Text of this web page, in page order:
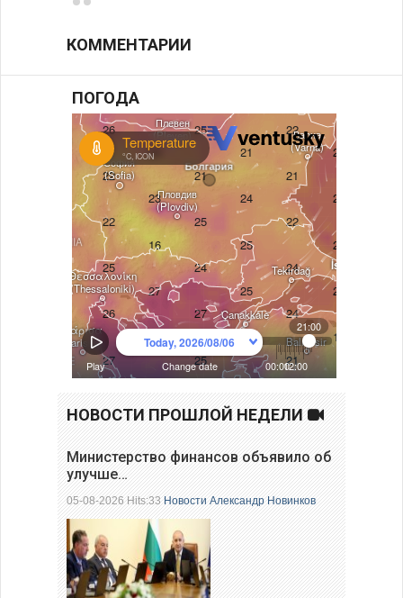
КОММЕНТАРИИ
ПОГОДА
НОВОСТИ ПРОШЛОЙ НЕДЕЛИ
Министерство финансов объявило об
улучше…
05-08-2026 Hits:33Новости Александр Новинков